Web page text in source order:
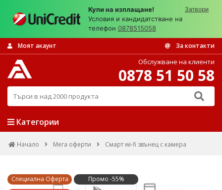
Купи на изплащане!
Условия и кандидатстване на
телефон 0878515058
Затвори
Моят акаунт За контакти
Търси в над 2000 продукта
Обслужване на клиенти
0878 51 50 58
Категории
Начало Мега оферти Смарт wi-fi звънец с камера
Специална Оферта
Промо -55%